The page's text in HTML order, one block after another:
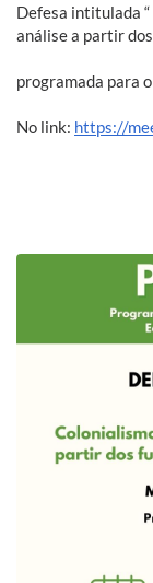
Defesa intitulada
análise a partir
programada para
No link: https://